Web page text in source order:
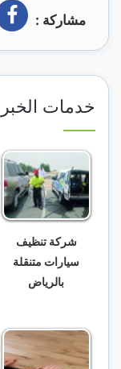
مشاركة :
خدمات الخبر
شركة تنظيف
سيارات متنقلة
بالرياض